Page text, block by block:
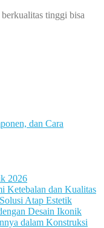
tinggi bisa
dan Cara
2026
Ketebalan dan Kualitas
Atap Estetik
Desain Ikonik
dalam Konstruksi